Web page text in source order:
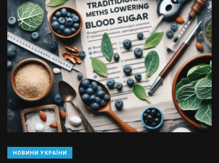
НОВИНИ УКРАЇНИ